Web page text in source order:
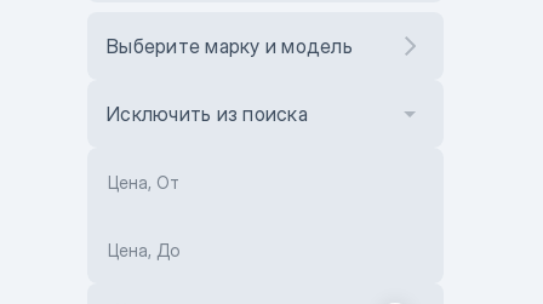
Выберите марку и модель
Исключить из поиска
Цена, От
Цена, До